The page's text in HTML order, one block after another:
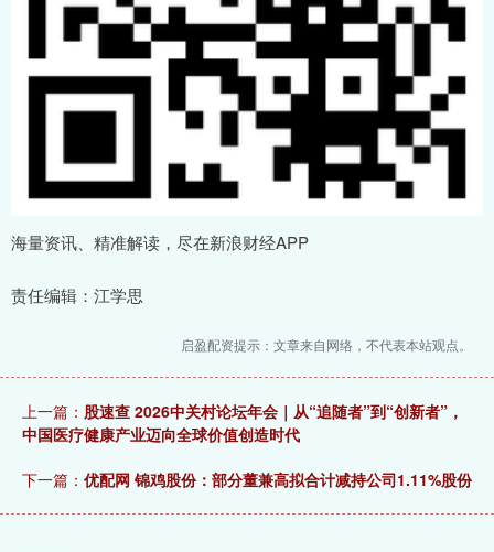
海量资讯、精准解读，尽在新浪财经APP
责任编辑：江学思
启盈配资提示：文章来自网络，不代表本站观点。
上一篇： 股速查 2026中关村论坛年会｜从“追随者”到“创新者”，
中国医疗健康产业迈向全球价值创造时代
下一篇： 优配网 锦鸡股份：部分董兼高拟合计减持公司1.11%股份